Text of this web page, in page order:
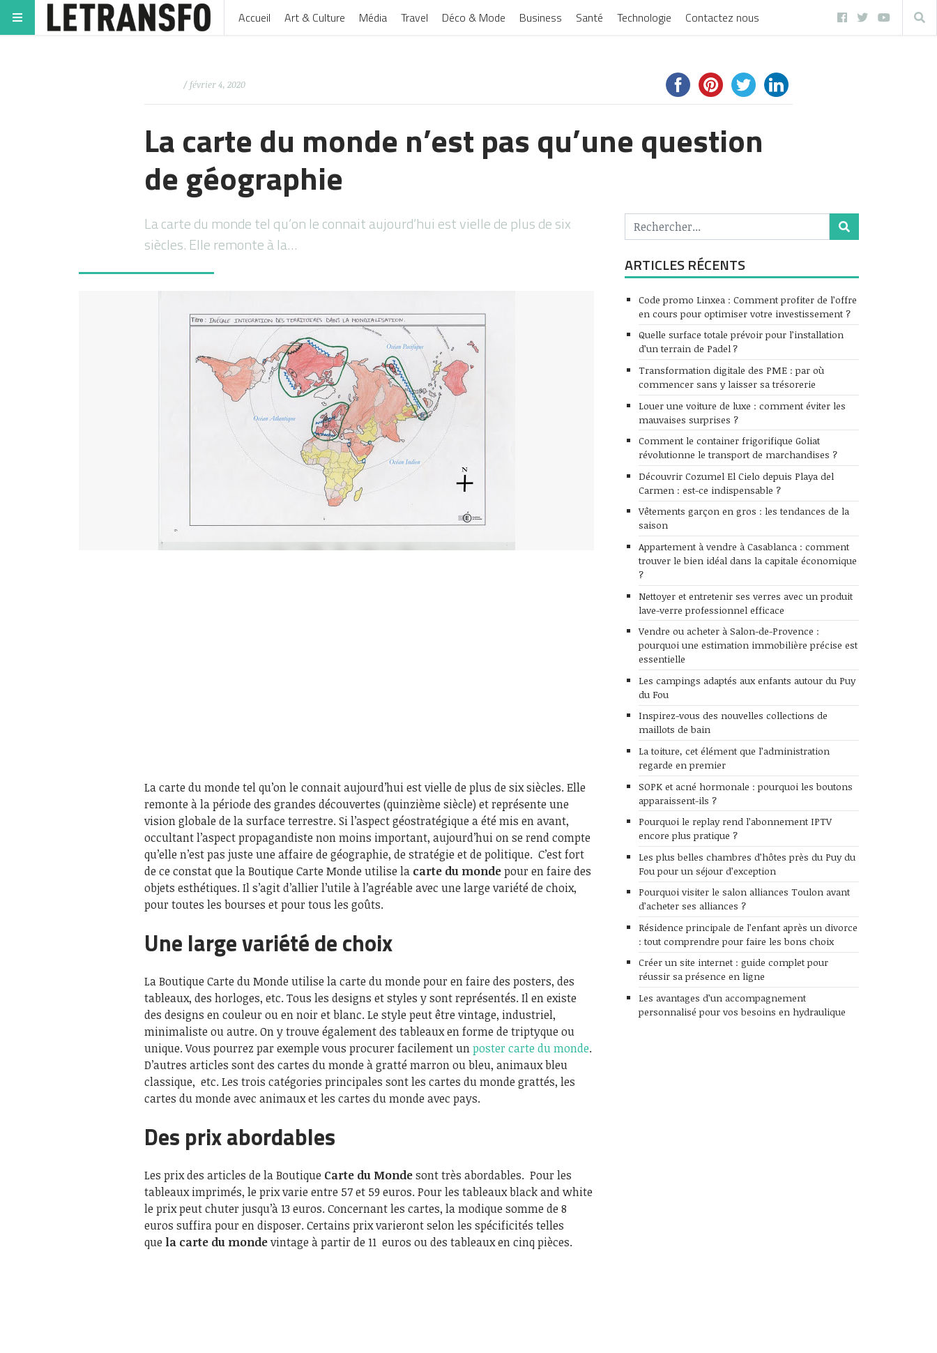
Accueil Art & Culture Média Travel Déco & Mode Business Santé Technologie Contactez nous
/ février 4, 2020
La carte du monde n’est pas qu’une question
de géographie
La carte du monde tel qu’on le connait aujourd’hui est vielle de plus de six
siècles. Elle remonte à la…
La carte du monde tel qu’on le connait aujourd’hui est vielle de plus de six siècles. Elle
remonte à la période des grandes découvertes (quinzième siècle) et représente une
vision globale de la surface terrestre. Si l’aspect géostratégique a été mis en avant,
occultant l’aspect propagandiste non moins important, aujourd’hui on se rend compte
qu’elle n’est pas juste une affaire de géographie, de stratégie et de politique. C’est fort
de ce constat que la Boutique Carte Monde utilise la carte du mondepour en faire des
objets esthétiques. Il s’agit d’allier l’utile à l’agréable avec une large variété de choix,
pour toutes les bourses et pour tous les goûts.
Une large variété de choix
La Boutique Carte du Monde utilise la carte du monde pour en faire des posters, des
tableaux, des horloges, etc. Tous les designs et styles y sont représentés. Il en existe
des designs en couleur ou en noir et blanc. Le style peut être vintage, industriel,
minimaliste ou autre. On y trouve également des tableaux en forme de triptyque ou
unique. Vous pourrez par exemple vous procurer facilement unposter carte du monde.
D’autres articles sont des cartes du monde à gratté marron ou bleu, animaux bleu
classique, etc. Les trois catégories principales sont les cartes du monde grattés, les
cartes du monde avec animaux et les cartes du monde avec pays.
Des prix abordables
Les prix des articles de la Boutique Carte du Mondesont très abordables. Pour les
tableaux imprimés, le prix varie entre 57 et 59 euros. Pour les tableaux black and white
le prix peut chuter jusqu’à 13 euros. Concernant les cartes, la modique somme de 8
euros suffira pour en disposer. Certains prix varieront selon les spécificités telles
que la carte du mondevintage à partir de 11 euros ou des tableaux en cinq pièces.
ARTICLES RÉCENTS
Code promo Linxea : Comment profiter de l’offre
en cours pour optimiser votre investissement ?
Quelle surface totale prévoir pour l’installation
d’un terrain de Padel ?
Transformation digitale des PME : par où
commencer sans y laisser sa trésorerie
Louer une voiture de luxe : comment éviter les
mauvaises surprises ?
Comment le container frigorifique Goliat
révolutionne le transport de marchandises ?
Découvrir Cozumel El Cielo depuis Playa del
Carmen : est-ce indispensable ?
Vêtements garçon en gros : les tendances de la
saison
Appartement à vendre à Casablanca : comment
trouver le bien idéal dans la capitale économique
?
Nettoyer et entretenir ses verres avec un produit
lave-verre professionnel efficace
Vendre ou acheter à Salon-de-Provence :
pourquoi une estimation immobilière précise est
essentielle
Les campings adaptés aux enfants autour du Puy
du Fou
Inspirez-vous des nouvelles collections de
maillots de bain
La toiture, cet élément que l’administration
regarde en premier
SOPK et acné hormonale : pourquoi les boutons
apparaissent-ils ?
Pourquoi le replay rend l’abonnement IPTV
encore plus pratique ?
Les plus belles chambres d’hôtes près du Puy du
Fou pour un séjour d’exception
Pourquoi visiter le salon alliances Toulon avant
d’acheter ses alliances ?
Résidence principale de l’enfant après un divorce
: tout comprendre pour faire les bons choix
Créer un site internet : guide complet pour
réussir sa présence en ligne
Les avantages d’un accompagnement
personnalisé pour vos besoins en hydraulique